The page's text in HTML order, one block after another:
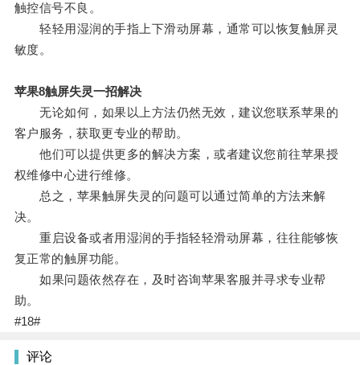
触控信号不良。
轻轻用湿润的手指上下滑动屏幕，通常可以恢复触屏灵
敏度。
苹果8触屏失灵一招解决
无论如何，如果以上方法仍然无效，建议您联系苹果的
客户服务，获取更专业的帮助。
他们可以提供更多的解决方案，或者建议您前往苹果授
权维修中心进行维修。
总之，苹果触屏失灵的问题可以通过简单的方法来解
决。
重启设备或者用湿润的手指轻轻滑动屏幕，往往能够恢
复正常的触屏功能。
如果问题依然存在，及时咨询苹果客服并寻求专业帮
助。
#18#
评论